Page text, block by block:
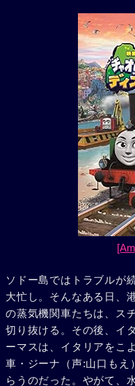
ソドー島ではトラブルが
大忙し。そんなある日、
の蒸気機関車たちは、ス
切り抜ける。その後、イ
ーマスは、イタリアをこ
車・ジーナ（声:山口もえ
らうのだった。やがて、